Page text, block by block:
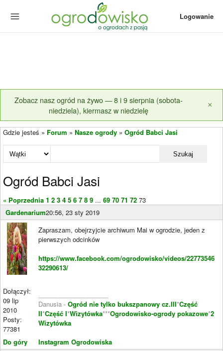
Logowanie
Zobacz nasz ogród na żywo — 8 i 9 sierpnia (sobota-
niedziela), kiermasz w niedzielę
×
Gdzie jesteś » Forum » Nasze ogrody » Ogród Babci Jasi
Szukaj
Ogród Babci Jasi
« Poprzednia 1 2 3 4 5 6 7 8 9 ... 69 70 71 72 73
Gardenarium20:56, 23 sty 2019
Dołączył:
09 lip
2010
Posty:
77381
Do góry
Zapraszam, obejrzyjcie archiwum Mai w ogrodzie, jeden z
pierwszych odcinków
https://www.facebook.com/ogrodowisko/videos/22773546
32290613/
Danusia - Ogród nie tylko bukszpanowy cz.III*Część
II*Część I*Wizytówka***Ogrodowisko-ogrody pokazowe*2
Wizytówka
Instagram Ogrodowiska